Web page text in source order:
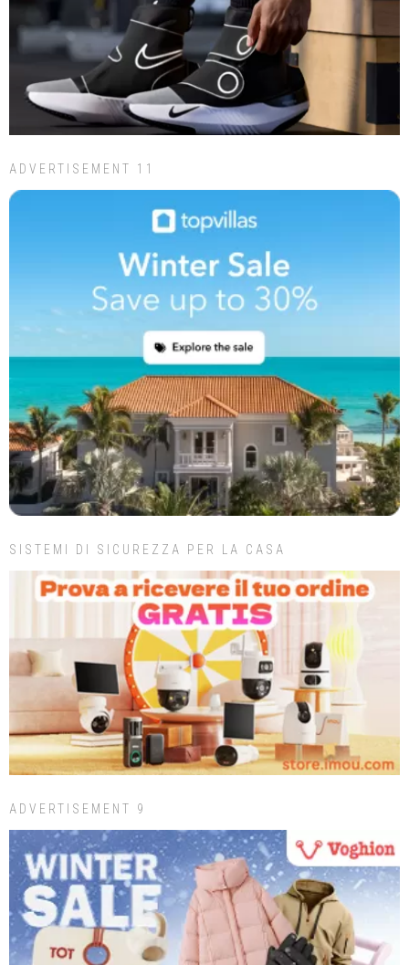
ADVERTISEMENT 11
SISTEMI DI SICUREZZA PER LA CASA
ADVERTISEMENT 9